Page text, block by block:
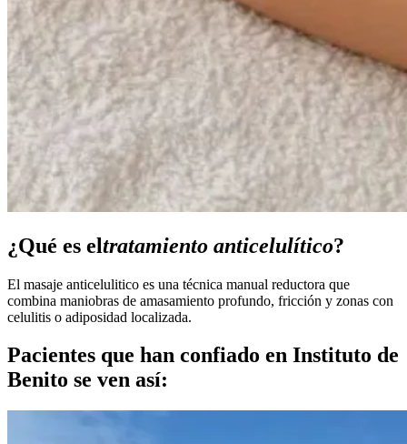
¿Qué es eltratamiento anticelulítico?
El masaje anticelulitico es una técnica manual reductora que
combina maniobras de amasamiento profundo, fricción y zonas con
celulitis o adiposidad localizada.
Pacientes que han confiado en Instituto de
Benito se ven así: